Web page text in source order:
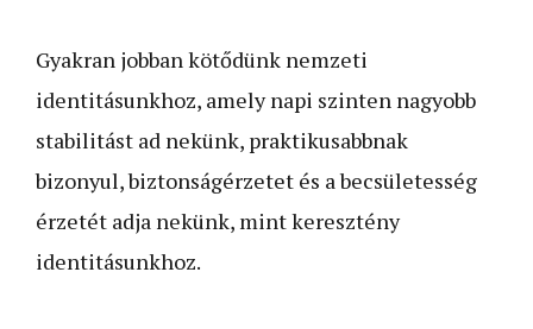
Gyakran jobban kötődünk nemzeti
identitásunkhoz, amely napi szinten nagyobb
stabilitást ad nekünk, praktikusabbnak
bizonyul, biztonságérzetet és a becsületesség
érzetét adja nekünk, mint keresztény
identitásunkhoz.